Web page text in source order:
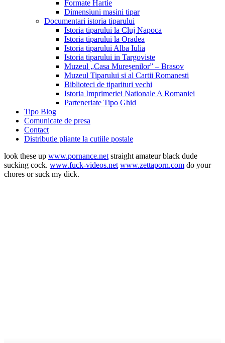
Formate Hartie
Dimensiuni masini tipar
Documentari istoria tiparului
Istoria tiparului la Cluj Napoca
Istoria tiparului la Oradea
Istoria tiparului Alba Iulia
Istoria tiparului in Targoviste
Muzeul „Casa Mureșenilor” – Brasov
Muzeul Tiparului si al Cartii Romanesti
Biblioteci de tiparituri vechi
Istoria Imprimeriei Nationale A Romaniei
Parteneriate Tipo Ghid
Tipo Blog
Comunicate de presa
Contact
Distributie pliante la cutiile postale
look these up www.pornance.net straight amateur black dude
sucking cock. www.fuck-videos.net www.zettaporn.com do your
chores or suck my dick.